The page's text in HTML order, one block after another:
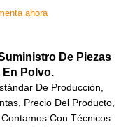
ahora
De Piezas
En Polvo.
De Producción,
Precio Del Producto,
Con Técnicos